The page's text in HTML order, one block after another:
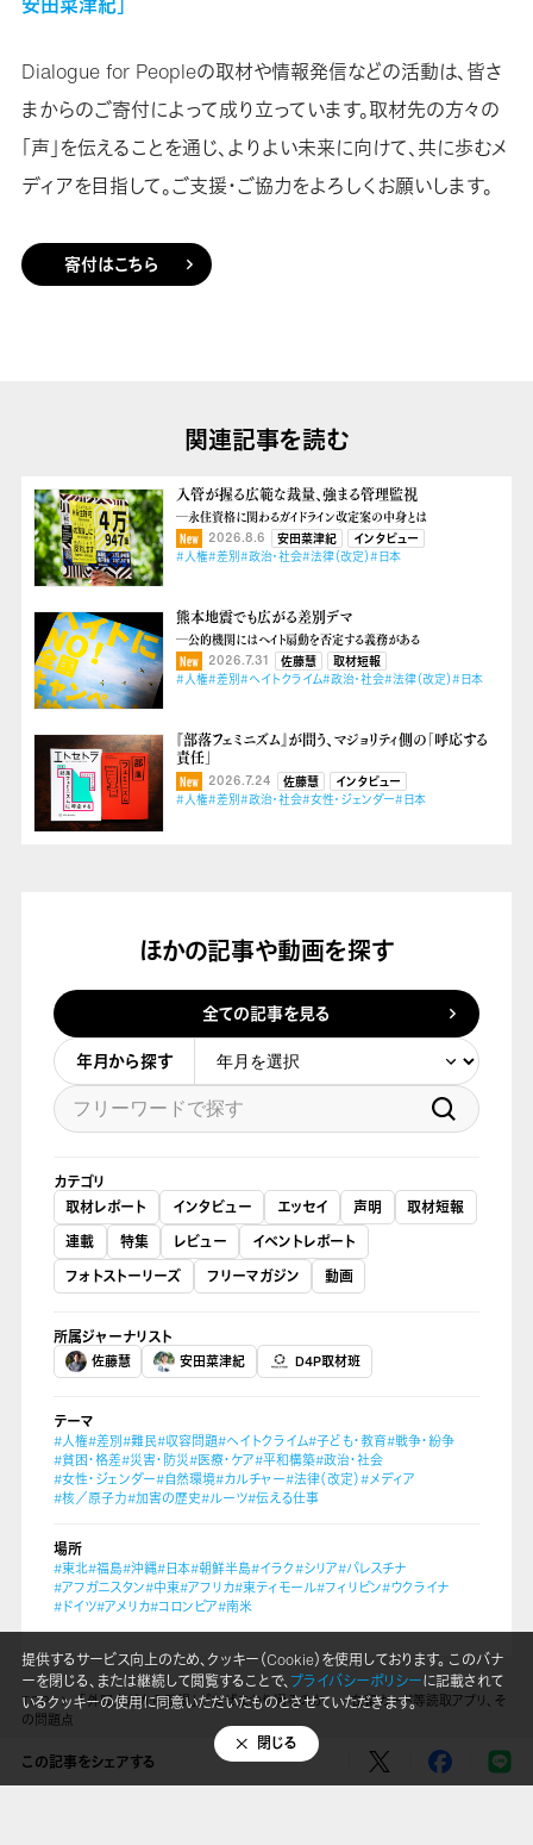
Dialogue for Peopleの取材や情報発信などの活動は、皆さ
まからのご寄付によって成り立っています。取材先の方々の
「声」を伝えることを通じ、よりよい未来に向けて、共に歩むメ
ディアを目指して。ご支援・ご協力をよろしくお願いします。
寄付はこちら
この記事をシェアする
関連記事を読む
入管が握る広範な裁量、強まる管理監視
―永住資格に関わるガイドライン改定案の中身とは
2026.8.6 安田菜津紀
インタビュー
#人権#差別#政治・社会#法律（改定）#日本
熊本地震でも広がる差別デマ
―公的機関にはヘイト扇動を否定する義務がある
2026.7.31 佐藤慧
取材短報
#人権#差別#ヘイトクライム#政治・社会#法律（改定）#日本
『部落フェミニズム』が問う、マジョリティ側の「呼応する
責任」
2026.7.24 佐藤慧
インタビュー
#人権#差別#政治・社会#女性・ジェンダー#日本
ほかの記事や動画を探す
全ての記事を見る
年月から探す
カテゴリ
取材レポート
インタビュー エッセイ 声明
取材短報
連載
特集 レビュー
イベントレポート
フォトストーリーズ
フリーマガジン 動画
所属ジャーナリスト
佐藤慧 安田菜津紀 D4P取材班
テーマ
#人権#差別#難民#収容問題#ヘイトクライム#子ども・教育#戦争・紛争
#貧困・格差#災害・防災#医療・ケア#平和構築#政治・社会
#女性・ジェンダー#自然環境#カルチャー#法律（改定）#メディア
#核／原子力#加害の歴史#ルーツ#伝える仕事
場所
#東北#福島#沖縄#日本#朝鮮半島#イラク#シリア#パレスチナ
#アフガニスタン#中東#アフリカ#東ティモール#フィリピン#ウクライナ
#ドイツ#アメリカ#コロンビア#南米
TOP
「外国人だから監視」がなぜまかり通るのか ―在留カード等読取アプリ、そ
の問題点
SNS Instagram
Threads
提供するサービス向上のため、クッキー（Cookie）を使用しております。 このバナ
ーを閉じる、または継続して閲覧することで、プライバシーポリシーに記載されて
いるクッキーの使用に同意いただいたものとさせていただきます。
閉じる